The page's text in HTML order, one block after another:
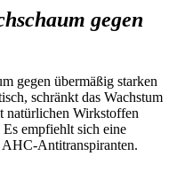
gegen
gegen übermäßig starken
schränkt das Wachstum
natürlichen Wirkstoffen
empfiehlt sich eine
Antitranspiranten.